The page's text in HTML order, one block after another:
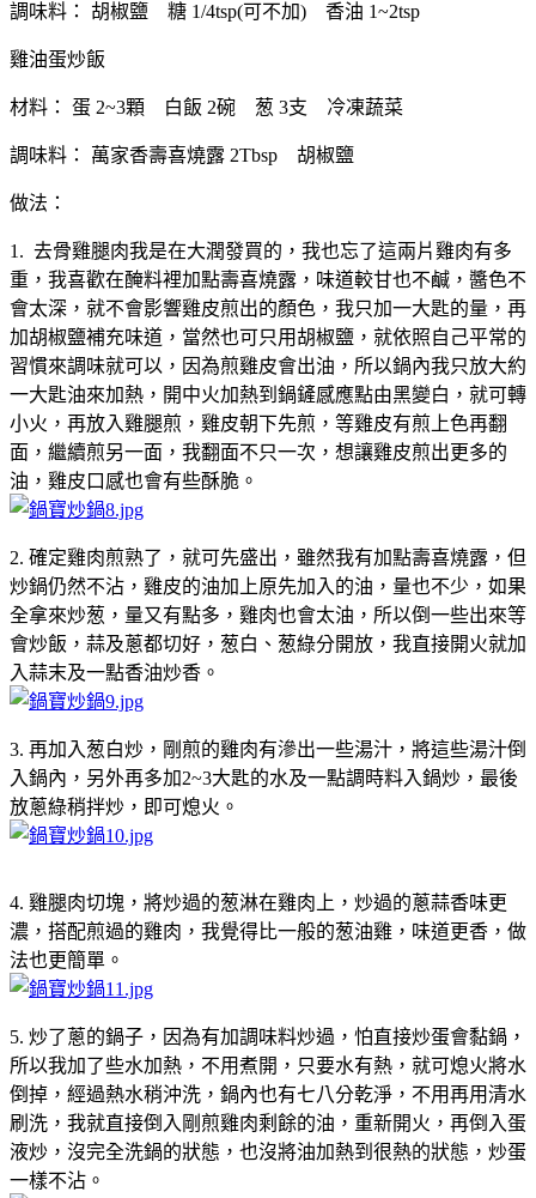
調味料： 胡椒鹽 糖 1/4tsp(可不加) 香油 1~2tsp
雞油蛋炒飯
材料： 蛋 2~3顆 白飯 2碗 葱 3支 冷凍蔬菜
調味料： 萬家香壽喜燒露 2Tbsp 胡椒鹽
做法：
1. 去骨雞腿肉我是在大潤發買的，我也忘了這兩片雞肉有多
重，我喜歡在醃料裡加點壽喜燒露，味道較甘也不鹹，醬色不
會太深，就不會影響雞皮煎出的顏色，我只加一大匙的量，再
加胡椒鹽補充味道，當然也可只用胡椒鹽，就依照自己平常的
習慣來調味就可以，因為煎雞皮會出油，所以鍋內我只放大約
一大匙油來加熱，開中火加熱到鍋鏟感應點由黑變白，就可轉
小火，再放入雞腿煎，雞皮朝下先煎，等雞皮有煎上色再翻
面，繼續煎另一面，我翻面不只一次，想讓雞皮煎出更多的
油，雞皮口感也會有些酥脆。
2. 確定雞肉煎熟了，就可先盛出，雖然我有加點壽喜燒露，但
炒鍋仍然不沾，雞皮的油加上原先加入的油，量也不少，如果
全拿來炒葱，量又有點多，雞肉也會太油，所以倒一些出來等
會炒飯，蒜及蔥都切好，葱白、葱綠分開放，我直接開火就加
入蒜末及一點香油炒香。
3. 再加入葱白炒，剛煎的雞肉有滲出一些湯汁，將這些湯汁倒
入鍋內，另外再多加2~3大匙的水及一點調時料入鍋炒，最後
放蔥綠稍拌炒，即可熄火。
4. 雞腿肉切塊，將炒過的葱淋在雞肉上，炒過的蔥蒜香味更
濃，搭配煎過的雞肉，我覺得比一般的葱油雞，味道更香，做
法也更簡單。
5. 炒了蔥的鍋子，因為有加調味料炒過，怕直接炒蛋會黏鍋，
所以我加了些水加熱，不用煮開，只要水有熱，就可熄火將水
倒掉，經過熱水稍沖洗，鍋內也有七八分乾淨，不用再用清水
刷洗，我就直接倒入剛煎雞肉剩餘的油，重新開火，再倒入蛋
液炒，沒完全洗鍋的狀態，也沒將油加熱到很熱的狀態，炒蛋
一樣不沾。